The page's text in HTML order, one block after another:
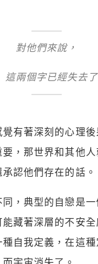
對他們來說，
這兩個字已經失去
有著深刻的心理
，那世界和其他
認他們存在的話。
，典型的自戀是
藏著深層的不安
自我定義，在這